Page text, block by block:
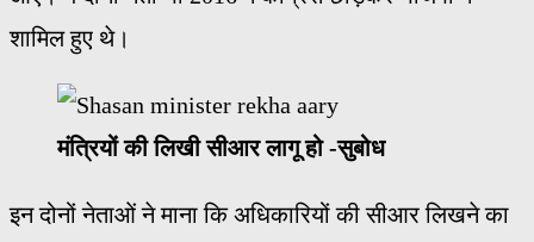
शामिल हुए थे।
मंत्रियों की लिखी सीआर लागू हो -सुबोध
इन दोनों नेताओं ने माना कि अधिकारियों की सीआर लिखने का